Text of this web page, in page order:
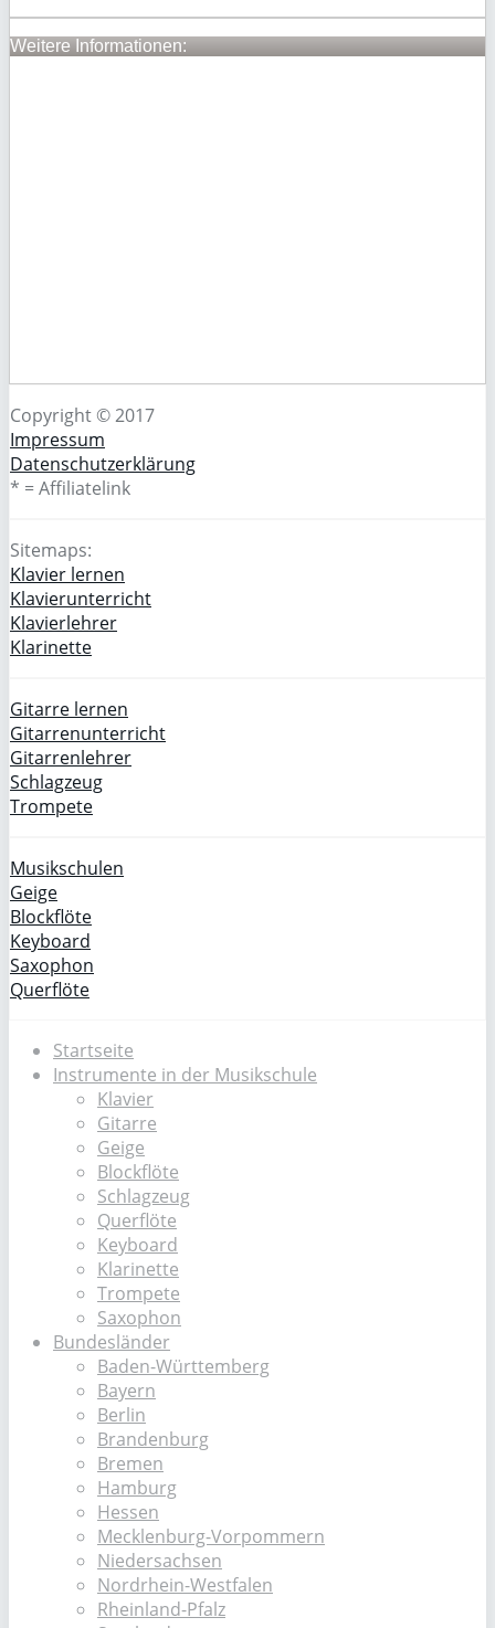
Weitere Informationen:
Copyright © 2017
Impressum
Datenschutzerklärung
* = Affiliatelink
Sitemaps:
Klavier lernen
Klavierunterricht
Klavierlehrer
Klarinette
Gitarre lernen
Gitarrenunterricht
Gitarrenlehrer
Schlagzeug
Trompete
Musikschulen
Geige
Blockflöte
Keyboard
Saxophon
Querflöte
Startseite
Instrumente in der Musikschule
Klavier
Gitarre
Geige
Blockflöte
Schlagzeug
Querflöte
Keyboard
Klarinette
Trompete
Saxophon
Bundesländer
Baden-Württemberg
Bayern
Berlin
Brandenburg
Bremen
Hamburg
Hessen
Mecklenburg-Vorpommern
Niedersachsen
Nordrhein-Westfalen
Rheinland-Pfalz